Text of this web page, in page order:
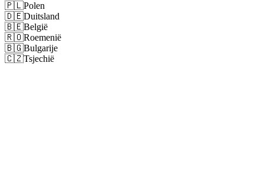
🇵🇱Polen
🇩🇪Duitsland
🇧🇪België
🇷🇴Roemenië
🇧🇬Bulgarije
🇨🇿Tsjechië